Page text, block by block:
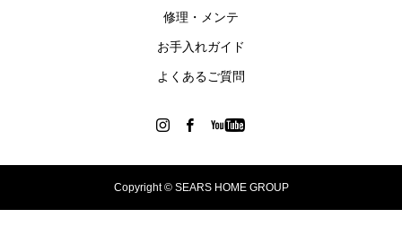
修理・メンテ
お手入れガイド
よくあるご質問
Copyright © SEARS HOME GROUP